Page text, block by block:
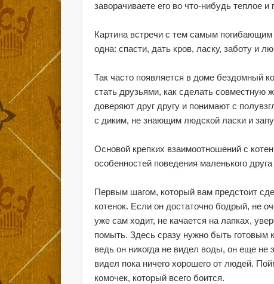
заворачиваете его во что-нибудь теплое и
Картина встречи с тем самым
одна: спасти, дать кров, ласку, заботу и
Так часто появляется в доме бездомный
стать друзьями, как сделать совместную
доверяют друг другу и понимают с
с диким, не знающим людской ласки и
Основой крепких взаимоотношений с
особенностей поведения маленького
Первым шагом, который вам предстоит
котенок. Если он достаточно бодрый, не
уже сам ходит, не качается на лапках,
помыть. Здесь сразу нужно быть готовым
ведь он никогда не видел воды, он еще не
видел пока ничего хорошего от людей.
комочек, который всего боится.